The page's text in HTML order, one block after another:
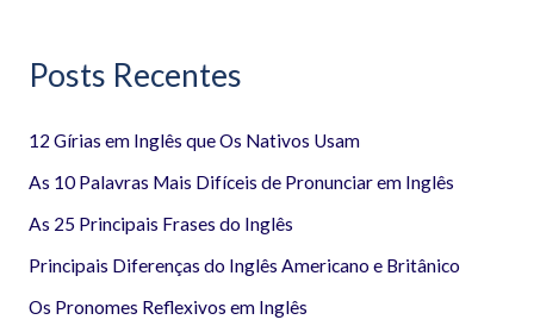
u
s
a
r
Posts Recentes
12 Gírias em Inglês que Os Nativos Usam
As 10 Palavras Mais Difíceis de Pronunciar em Inglês
As 25 Principais Frases do Inglês
Principais Diferenças do Inglês Americano e Britânico
Os Pronomes Reflexivos em Inglês